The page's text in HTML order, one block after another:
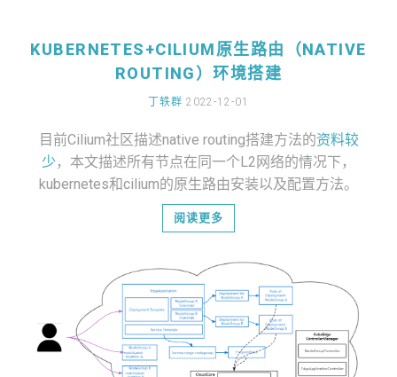
KUBERNETES+CILIUM原生路由（NATIVE
ROUTING）环境搭建
丁轶群 2022-12-01
目前Cilium社区描述native routing搭建方法的资料较
少 ，本文描述所有节点在同一个L2网络的情况下，
kubernetes和cilium的原生路由安装以及配置方法。
阅读更多
点击了解